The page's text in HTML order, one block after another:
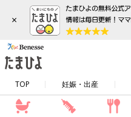
×
TOP 妊娠・出産